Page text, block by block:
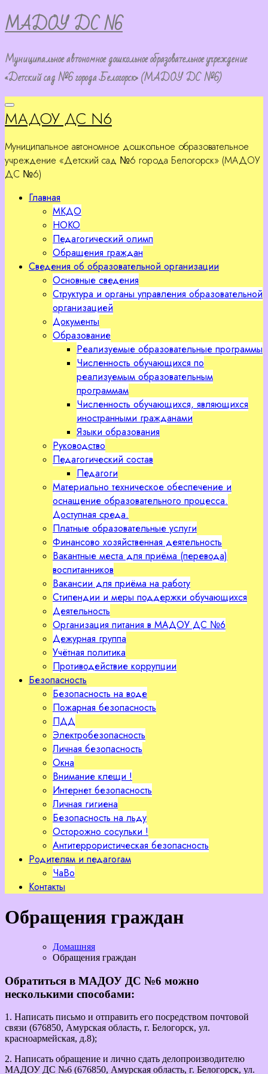
Перейти
к
содержимому
МАДОУ ДС N6
Муниципальное автономное дошкольное образовательное учреждение
«Детский сад №6 города Белогорск» (МАДОУ ДС №6)
МАДОУ ДС N6
Муниципальное автономное дошкольное образовательное
учреждение «Детский сад №6 города Белогорск» (МАДОУ
ДС №6)
Главная
МКДО
НОКО
Педагогический олимп
Обращения граждан
Сведения об образовательной организации
Основные сведения
Структура и органы управления образовательной
организацией
Документы
Образование
Реализуемые образовательные программы
Численность обучающихся по
реализуемым образовательным
программам
Численность обучающихся, являющихся
иностранными гражданами
Языки образования
Руководство
Педагогический состав
Педагоги
Материально техническое обеспечение и
оснащение образовательного процесса.
Доступная среда.
Платные образовательные услуги
Финансово хозяйственная деятельность
Вакантные места для приёма (перевода)
воспитанников
Вакансии для приёма на работу
Стипендии и меры поддержки обучающихся
Деятельность
Организация питания в МАДОУ ДС №6
Дежурная группа
Учётная политика
Противодействие коррупции
Безопасность
Безопасность на воде
Пожарная безопасность
ПДД
Электробезопасность
Личная безопасность
Окна
Внимание клещи !
Интернет безопасность
Личная гигиена
Безопасность на льду
Осторожно сосульки !
Антитеррористическая безопасность
Родителям и педагогам
ЧаВо
Контакты
Обращения граждан
Домашняя
Обращения граждан
Обратиться в МАДОУ ДС №6 можно
несколькими способами:
1. Написать письмо и отправить его посредством почтовой
связи (676850, Амурская область, г. Белогорск, ул.
красноармейская, д.8);
2. Написать обращение и лично сдать делопроизводителю
МАДОУ ДС №6 (676850, Амурская область, г. Белогорск, ул.